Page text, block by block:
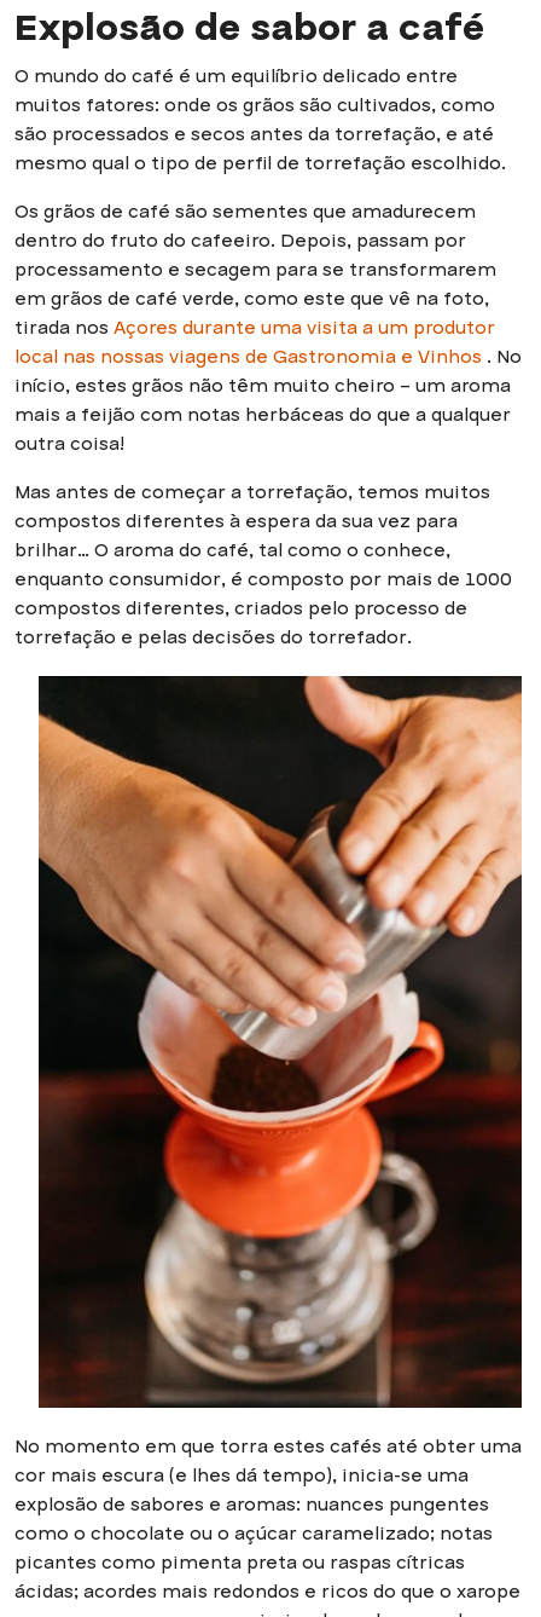
Explosão de sabor a café
O mundo do café é um equilíbrio delicado entre
muitos fatores: onde os grãos são cultivados, como
são processados e secos antes da torrefação, e até
mesmo qual o tipo de perfil de torrefação escolhido.
Os grãos de café são sementes que amadurecem
dentro do fruto do cafeeiro. Depois, passam por
processamento e secagem para se transformarem
em grãos de café verde, como este que vê na foto,
tirada nos Açores durante uma visita a um produtor
local nas nossas viagens de Gastronomia e Vinhos . No
início, estes grãos não têm muito cheiro – um aroma
mais a feijão com notas herbáceas do que a qualquer
outra coisa!
Mas antes de começar a torrefação, temos muitos
compostos diferentes à espera da sua vez para
brilhar… O aroma do café, tal como o conhece,
enquanto consumidor, é composto por mais de 1000
compostos diferentes, criados pelo processo de
torrefação e pelas decisões do torrefador.
No momento em que torra estes cafés até obter uma
cor mais escura (e lhes dá tempo), inicia-se uma
explosão de sabores e aromas: nuances pungentes
como o chocolate ou o açúcar caramelizado; notas
picantes como pimenta preta ou raspas cítricas
ácidas; acordes mais redondos e ricos do que o xarope